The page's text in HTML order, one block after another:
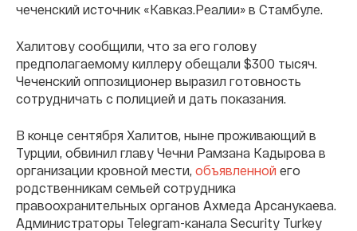
чеченский источник «Кавказ.Реалии» в Стамбуле.
Халитову сообщили, что за его голову
предполагаемому киллеру обещали $300 тысяч.
Чеченский оппозиционер выразил готовность
сотрудничать с полицией и дать показания.
В конце сентября Халитов, ныне проживающий в
Турции, обвинил главу Чечни Рамзана Кадырова в
организации кровной мести, объявленной его
родственникам семьей сотрудника
правоохранительных органов Ахмеда Арсанукаева.
Администраторы Telegram-канала Security Turkey